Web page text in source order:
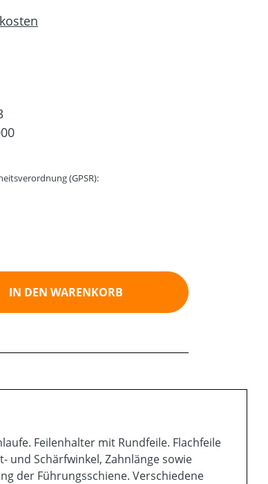
(GPSR):
gewünschten Wert ein oder
IN DEN WARENKORB
Feilenhalter mit Rundfeile. Flachfeile
und Schärfwinkel, Zahnlänge sowie
der Führungsschiene. Verschiedene